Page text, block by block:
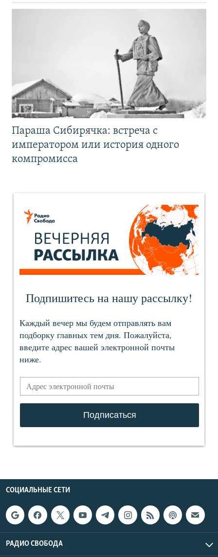
Параша Сибирячка: встреча с
императором или история одного
компромисса
СОЦИАЛЬНЫЕ СЕТИ
РАДИО СВОБОДА